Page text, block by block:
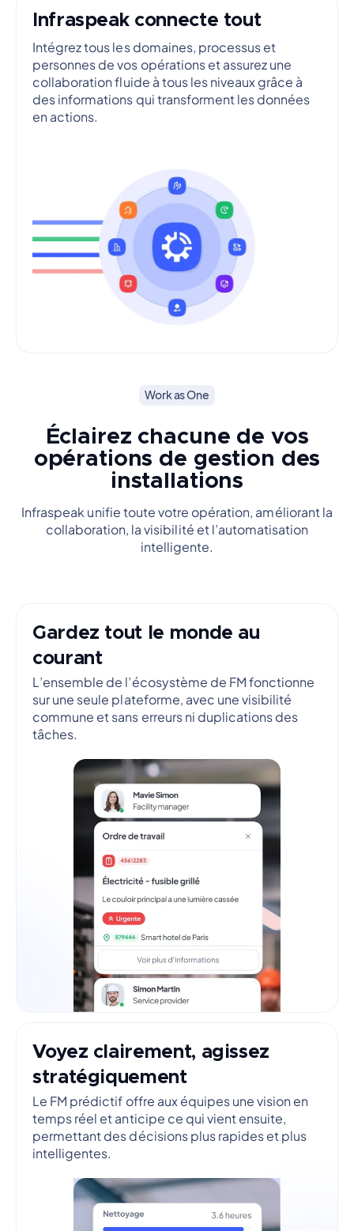
Infraspeak connecte tout
Intégrez tous les domaines, processus et
personnes de vos opérations et assurez une
collaboration fluide à tous les niveaux grâce à
des informations qui transforment les données
en actions.
Work as One
Éclairez chacune de vos
opérations de gestion des
installations
Infraspeak unifie toute votre opération, améliorant la
collaboration, la visibilité et l’automatisation
intelligente.
Gardez tout le monde au
courant
L’ensemble de l’écosystème de FM fonctionne
sur une seule plateforme, avec une visibilité
commune et sans erreurs ni duplications des
tâches.
Voyez clairement, agissez
stratégiquement
Le FM prédictif offre aux équipes une vision en
temps réel et anticipe ce qui vient ensuite,
permettant des décisions plus rapides et plus
intelligentes.